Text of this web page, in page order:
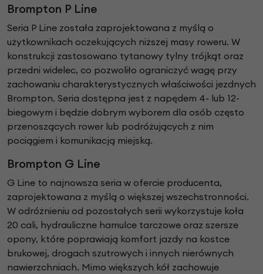
Brompton P Line
Seria P Line została zaprojektowana z myślą o
użytkownikach oczekujących niższej masy roweru. W
konstrukcji zastosowano tytanowy tylny trójkąt oraz
przedni widelec, co pozwoliło ograniczyć wagę przy
zachowaniu charakterystycznych właściwości jezdnych
Brompton. Seria dostępna jest z napędem 4- lub 12-
biegowym i będzie dobrym wyborem dla osób często
przenoszących rower lub podróżujących z nim
pociągiem i komunikacją miejską.
Brompton G Line
G Line to najnowsza seria w ofercie producenta,
zaprojektowana z myślą o większej wszechstronności.
W odróżnieniu od pozostałych serii wykorzystuje koła
20 cali, hydrauliczne hamulce tarczowe oraz szersze
opony, które poprawiają komfort jazdy na kostce
brukowej, drogach szutrowych i innych nierównych
nawierzchniach. Mimo większych kół zachowuje